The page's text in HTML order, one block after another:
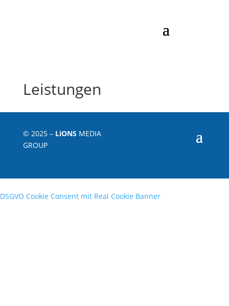
Leistungen
© 2025 – LiONS MEDIA
GROUP
DSGVO Cookie Consent mit Real Cookie Banner